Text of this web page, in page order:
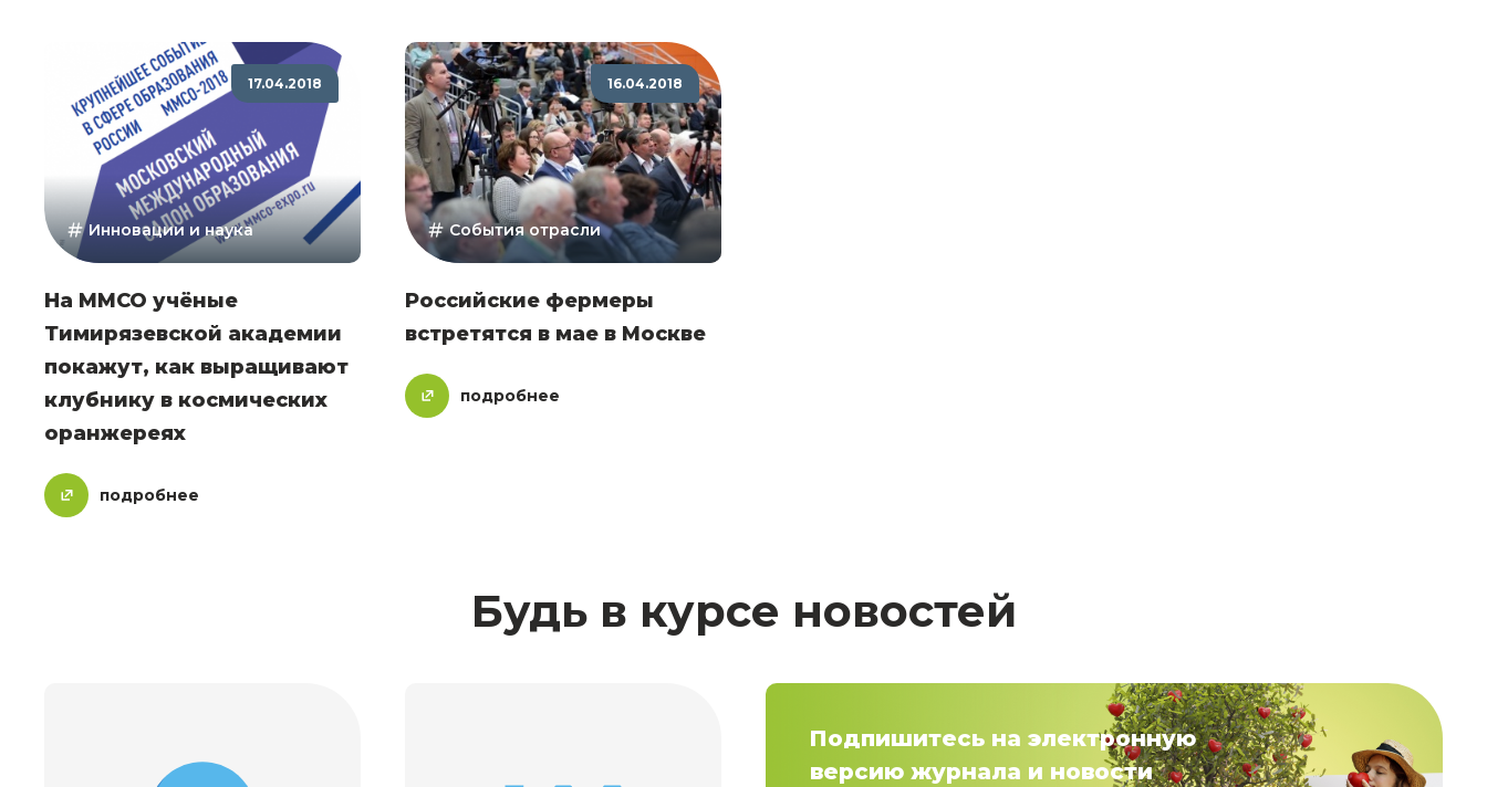
17.04.2018
Инновации и наука
На ММСО учёные
Тимирязевской академии
покажут, как выращивают
клубнику в космических
оранжереях
подробнее
16.04.2018
События отрасли
Российские фермеры
встретятся в мае в Москве
подробнее
Будь в курсе новостей
Подпишитесь на электронную
версию журнала и новости